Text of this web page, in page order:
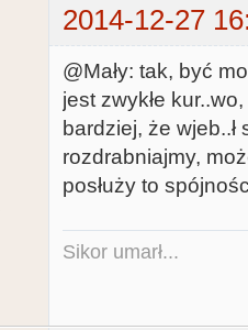
2014-12-27
@Mały: tak, być
jest zwykłe
bardziej, że wjeb..ł
rozdrabniajmy,
posłuży to
Sikor umarł...